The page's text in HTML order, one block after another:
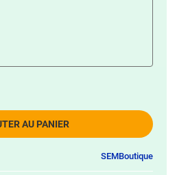
AU PANIER
SEMBoutique